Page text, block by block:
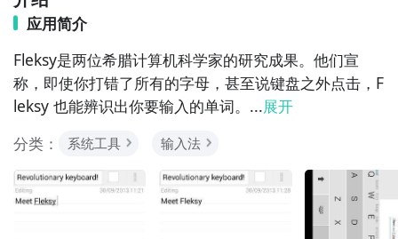
应用简介
Fleksy是两位希腊计算机科学家的研究成果。他们宣
称，即使你打错了所有的字母，甚至说键盘之外点击，F
leksy 也能辨识出你要输入的单词。...展开
分类：
系统工具 输入法